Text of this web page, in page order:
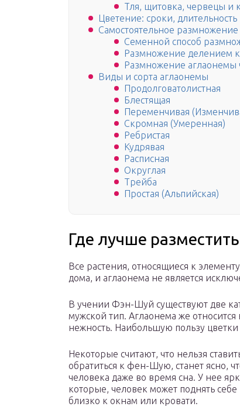
Тля, щитовка, червецы и
Цветение: сроки, длительность
Самостоятельное размножение
Семенной способ
Размножение делением
Размножение аглаонемы
Виды и сорта аглаонемы
Продолговатолистная
Блестящая
Переменчивая
Скромная (Умеренная)
Ребристая
Кудрявая
Расписная
Округлая
Трейба
Простая (Альпийская)
Где лучше
Все растения, относящиеся к
дома, и аглаонема не является
В учении Фэн-Шуй существуют две
мужской тип. Аглаонема же
нежность. Наибольшую пользу цветки
Некоторые считают, что нельзя
обратиться к фен-Шую, станет ясно,
человека даже во время сна. У нее
которые, человек может поднять себе
близко к окнам или кровати.